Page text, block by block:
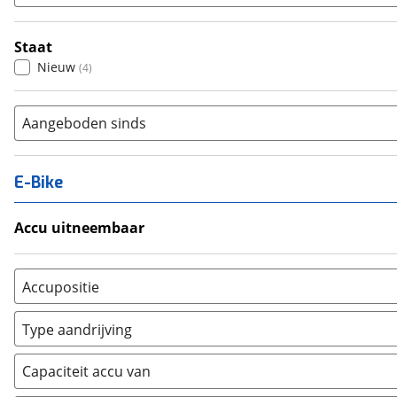
Staat
Nieuw (4)
Aangeboden sinds
E-Bike
Accu uitneembaar
Nee, vast (0)
Accupositie
Bagagedrager (0)
Frame (0 )
Vloer (0
Achterbank (0)
Type aandrijving
Achterwiel (0)
Trapas
Capaciteit accu van